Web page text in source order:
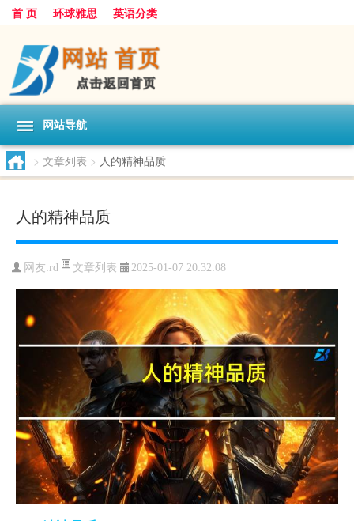
首 页 环球雅思 英语分类
网站导航
> 文章列表 > 人的精神品质
人的精神品质
网友:rd 文章列表 2025-01-07 20:32:08